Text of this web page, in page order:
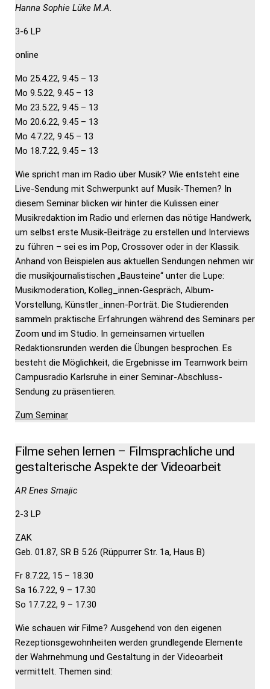
Hanna Sophie Lüke M.A.
3-6 LP
online
Mo 25.4.22, 9.45 – 13
Mo 9.5.22, 9.45 – 13
Mo 23.5.22, 9.45 – 13
Mo 20.6.22, 9.45 – 13
Mo 4.7.22, 9.45 – 13
Mo 18.7.22, 9.45 – 13
Wie spricht man im Radio über Musik? Wie entsteht eine
Live-Sendung mit Schwerpunkt auf Musik-Themen? In
diesem Seminar blicken wir hinter die Kulissen einer
Musikredaktion im Radio und erlernen das nötige Handwerk,
um selbst erste Musik-Beiträge zu erstellen und Interviews
zu führen – sei es im Pop, Crossover oder in der Klassik.
Anhand von Beispielen aus aktuellen Sendungen nehmen wir
die musikjournalistischen „Bausteine“ unter die Lupe:
Musikmoderation, Kolleg_innen-Gespräch, Album-
Vorstellung, Künstler_innen-Porträt. Die Studierenden
sammeln praktische Erfahrungen während des Seminars per
Zoom und im Studio. In gemeinsamen virtuellen
Redaktionsrunden werden die Übungen besprochen. Es
besteht die Möglichkeit, die Ergebnisse im Teamwork beim
Campusradio Karlsruhe in einer Seminar-Abschluss-
Sendung zu präsentieren.
Zum Seminar
Filme sehen lernen – Filmsprachliche und
gestalterische Aspekte der Videoarbeit
AR Enes Smajic
2-3 LP
ZAK
Geb. 01.87, SR B 5.26 (Rüppurrer Str. 1a, Haus B)
Fr 8.7.22, 15 – 18.30
Sa 16.7.22, 9 – 17.30
So 17.7.22, 9 – 17.30
Wie schauen wir Filme? Ausgehend von den eigenen
Rezeptionsgewohnheiten werden grundlegende Elemente
der Wahrnehmung und Gestaltung in der Videoarbeit
vermittelt. Themen sind: